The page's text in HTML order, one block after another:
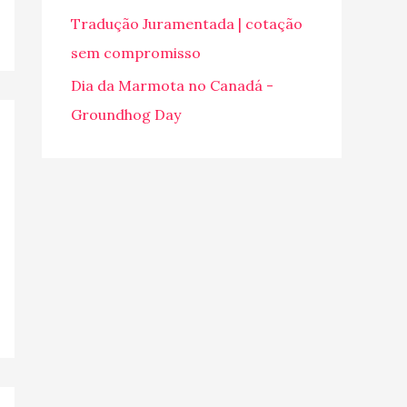
o
Tradução Juramentada | cotação
sem compromisso
Dia da Marmota no Canadá -
Groundhog Day